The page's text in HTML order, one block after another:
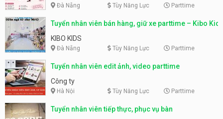
Đà Nẵng Tùy Năng Lực Parttime
Tuyển nhân viên bán hàng, giữ xe parttime – Kibo Kid
KIBO KIDS
Đà Nẵng Tùy Năng Lực Parttime
Tuyển nhân viên edit ảnh, video parttime
Công ty
Hà Nội Tùy Năng Lực Parttime
Tuyển nhân viên tiếp thực, phục vụ bàn